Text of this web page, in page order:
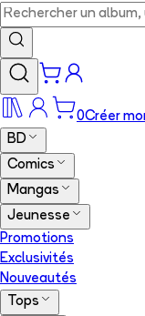
0Créer
BD
Comics
Mangas
Jeunesse
Promotions
Exclusivités
Nouveautés
Tops